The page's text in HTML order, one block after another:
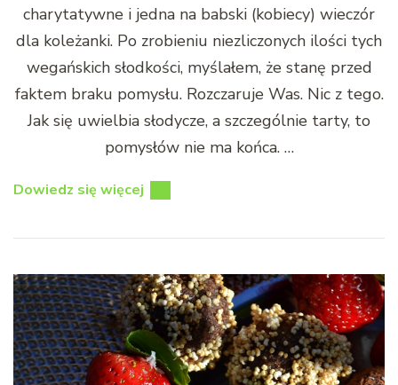
charytatywne i jedna na babski (kobiecy) wieczór
dla koleżanki. Po zrobieniu niezliczonych ilości tych
wegańskich słodkości, myślałem, że stanę przed
faktem braku pomysłu. Rozczaruje Was. Nic z tego.
Jak się uwielbia słodycze, a szczególnie tarty, to
pomysłów nie ma końca. …
Dowiedz się więcej